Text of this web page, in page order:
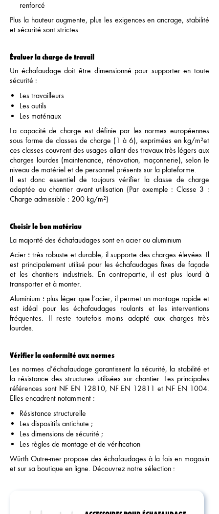
renforcé
Plus la hauteur augmente, plus les exigences en ancrage, stabilité
et sécurité sont strictes.
Évaluer la charge de travail
Un échafaudage doit être dimensionné pour supporter en toute
sécurité :
Les travailleurs
Les outils
Les matériaux
La capacité de charge est définie par les normes européennes
sous forme de classes de charge (1 à 6), exprimées en kg/m²et
ces classes couvrent des usages allant des travaux très légers aux
charges lourdes (maintenance, rénovation, maçonnerie), selon le
niveau de matériel et de personnel présents sur la plateforme.
Il est donc essentiel de toujours vérifier la classe de charge
adaptée au chantier avant utilisation (Par exemple : Classe 3 :
Charge admissible : 200 kg/m²)
Choisir le bon matériau
La majorité des échafaudages sont en acier ou aluminium
Acier : très robuste et durable, il supporte des charges élevées. Il
est principalement utilisé pour les échafaudages fixes de façade
et les chantiers industriels. En contrepartie, il est plus lourd à
transporter et à monter.
Aluminium : plus léger que l’acier, il permet un montage rapide et
est idéal pour les échafaudages roulants et les interventions
fréquentes. Il reste toutefois moins adapté aux charges très
lourdes.
Vérifier la conformité aux normes
Les normes d’échafaudage garantissent la sécurité, la stabilité et
la résistance des structures utilisées sur chantier. Les principales
références sont NF EN 12810, NF EN 12811 et NF EN 1004.
Elles encadrent notamment :
Résistance structurelle
Les dispositifs antichute ;
Les dimensions de sécurité ;
Les règles de montage et de vérification
Würth Outre‑mer propose des échafaudages à la fois en magasin
et sur sa boutique en ligne. Découvrez notre sélection :